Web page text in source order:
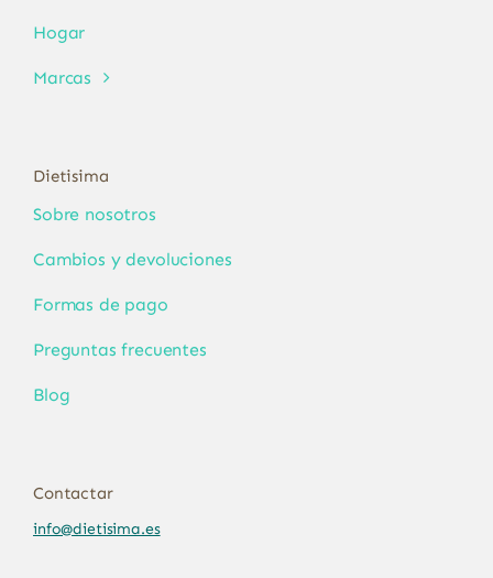
Hogar
Marcas
Dietisima
Sobre nosotros
Cambios y devoluciones
Formas de pago
Preguntas frecuentes
Blog
Contactar
info@dietisima.es